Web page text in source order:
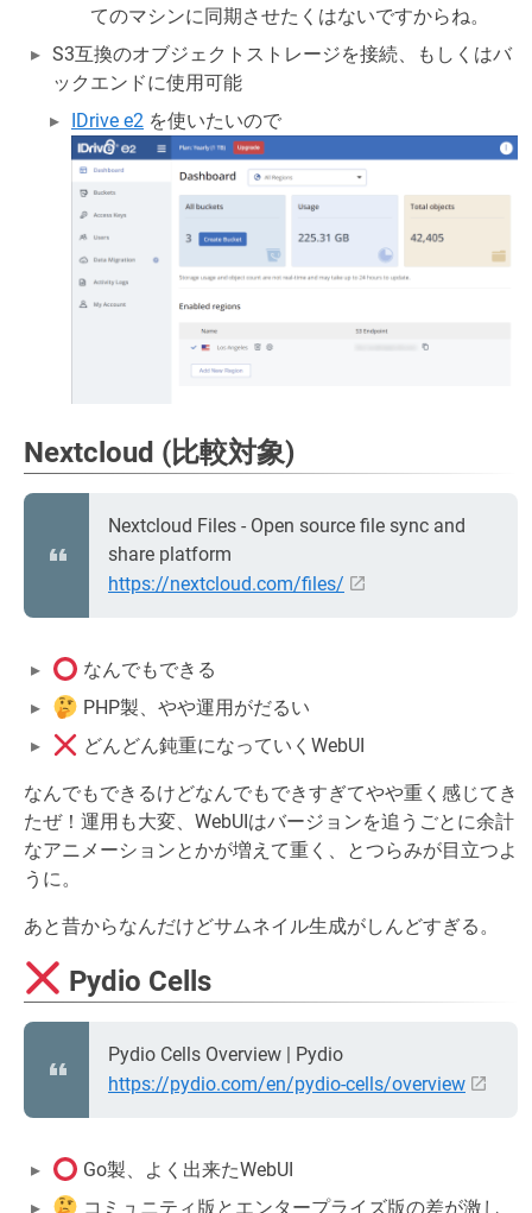
てのマシンに同期させたくはないですからね。
S3互換のオブジェクトストレージを接続、もしくはバ
ックエンドに使用可能
IDrive e2 を使いたいので
Nextcloud (比較対象)
Nextcloud Files - Open source file sync and
share platform
https://nextcloud.com/files/
なんでもできる
PHP製、やや運用がだるい
どんどん鈍重になっていくWebUI
なんでもできるけどなんでもできすぎてやや重く感じてき
たぜ！運用も大変、WebUIはバージョンを追うごとに余計
なアニメーションとかが増えて重く、とつらみが目立つよ
うに。
あと昔からなんだけどサムネイル生成がしんどすぎる。
Pydio Cells
Pydio Cells Overview | Pydio
https://pydio.com/en/pydio-cells/overview
Go製、よく出来たWebUI
コミュニティ版とエンタープライズ版の差が激し